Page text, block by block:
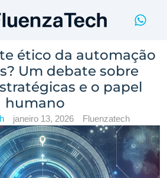
ético da automação
Um debate sobre
e o papel
humano
janeiro 13, 2026 Fluenzatech